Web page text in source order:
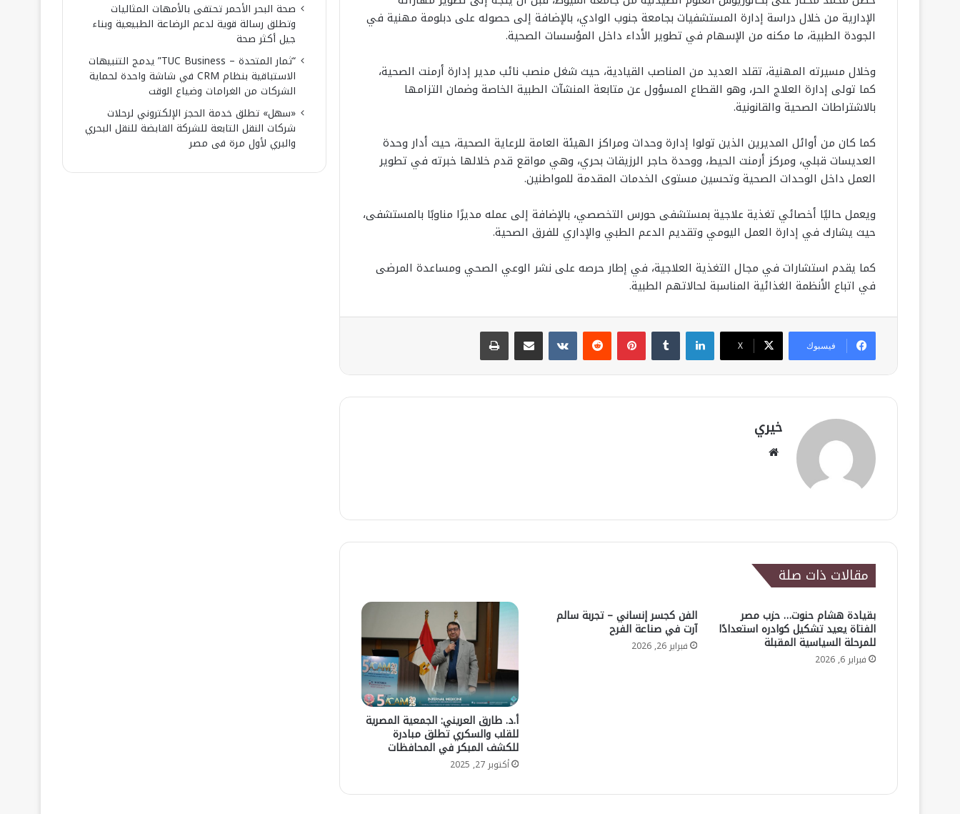
الإدارية من خلال دراسة إدارة المستشفيات بجامعة جنوب الوادي، بالإضافة إلى حصوله على دبلومة مهنية في
الجودة الطبية، ما مكنه من الإسهام في تطوير الأداء داخل المؤسسات الصحية.
وخلال مسيرته المهنية، تقلد العديد من المناصب القيادية، حيث شغل منصب نائب مدير إدارة أرمنت الصحية،
كما تولى إدارة العلاج الحر، وهو القطاع المسؤول عن متابعة المنشآت الطبية الخاصة وضمان التزامها
بالاشتراطات الصحية والقانونية.
كما كان من أوائل المديرين الذين تولوا إدارة وحدات ومراكز الهيئة العامة للرعاية الصحية، حيث أدار وحدة
العديسات قبلي، ومركز أرمنت الحيط، ووحدة حاجر الرزيقات بحري، وهي مواقع قدم خلالها خبرته في تطوير
العمل داخل الوحدات الصحية وتحسين مستوى الخدمات المقدمة للمواطنين.
ويعمل حاليًا أخصائي تغذية علاجية بمستشفى حورس التخصصي، بالإضافة إلى عمله مديرًا مناوبًا بالمستشفى،
حيث يشارك في إدارة العمل اليومي وتقديم الدعم الطبي والإداري للفرق الصحية.
كما يقدم استشارات في مجال التغذية العلاجية، في إطار حرصه على نشر الوعي الصحي ومساعدة المرضى
في اتباع الأنظمة الغذائية المناسبة لحالاتهم الطبية.
فيسبوك ‫X
لينكدإن بينتيريست مشاركة عبر البريد طباعة
خيري
مقالات ذات صلة
بقيادة هشام حنوت… حزب مصر
الفتاة يعيد تشكيل كوادره استعدادًا
للمرحلة السياسية المقبلة
فبراير 6, 2026
الفن كجسر إنساني – تجربة سالم
آرت في صناعة الفرح
فبراير 26, 2026
أ.د. طارق العريني: الجمعية المصرية
للقلب والسكري تطلق مبادرة
للكشف المبكر في المحافظات
أكتوبر 27, 2025
صحة البحر الأحمر تحتفى بالأمهات المثاليات
وتطلق رسالة قوية لدعم الرضاعة الطبيعية وبناء
جيل أكثر صحة
“ثمار المتحدة – TUC Business” يدمج التنبيهات
الاستباقية بنظام CRM في شاشة واحدة لحماية
الشركات من الغرامات وضياع الوقت
«سهل» تطلق خدمة الحجز الإلكتروني لرحلات
شركات النقل التابعة للشركة القابضة للنقل البحري
والبري لأول مرة فى مصر